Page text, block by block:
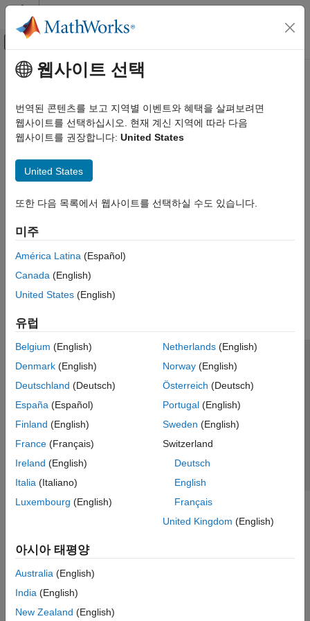
콘텐츠로 바로 가기
오프캔버스 탐색 메뉴 토글
문서 홈
주요 콘텐츠
웹사이트 선택
번역된 콘텐츠를 보고 지역별 이벤트와 혜택을 살펴보려면
웹사이트를 선택하십시오. 현재 계신 지역에 따라 다음
웹사이트를 권장합니다: United States
United States
또한 다음 목록에서 웹사이트를 선택하실 수도 있습니다.
미주
América Latina (Español)
Canada (English)
United States (English)
유럽
Belgium (English)
Denmark (English)
Deutschland (Deutsch)
España (Español)
Finland (English)
France (Français)
Ireland (English)
Italia (Italiano)
Luxembourg (English)
Netherlands(English)
Norway(English)
Österreich (Deutsch)
Portugal(English)
Sweden (English)
Switzerland
Deutsch
English
Français
United Kingdom (English)
아시아 태평양
Australia (English)
India (English)
New Zealand (English)
신뢰 센터 등록 상표 개인정보 취급방침
불법 복제 방지
애플리케이션 상태
© 1994-2026 The MathWorks, Inc.